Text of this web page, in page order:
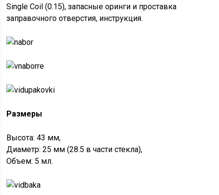
Single Coil (0.15), запасные оринги и проставка
заправочного отверстия, инструкция.
Размеры
Высота: 43 мм,
Диаметр: 25 мм (28.5 в части стекла),
Объем: 5 мл.